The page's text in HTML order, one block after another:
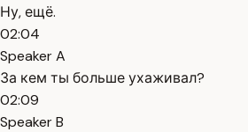
Ну, ещё.
02:04
Speaker A
За кем ты больше ухаживал?
02:09
Speaker B